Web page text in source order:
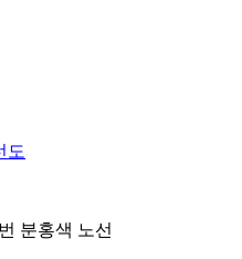
도
분홍색 노선